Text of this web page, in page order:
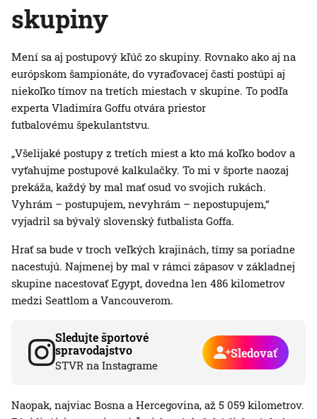
skupiny
Mení sa aj postupový kľúč zo skupiny. Rovnako ako aj na
európskom šampionáte, do vyraďovacej časti postúpi aj
niekoľko tímov na tretích miestach v skupine. To podľa
experta Vladimíra Goffu otvára priestor
futbalovému špekulantstvu.
„Všelijaké postupy z tretích miest a kto má koľko bodov a
vyťahujme postupové kalkulačky. To mi v športe naozaj
prekáža, každý by mal mať osud vo svojich rukách.
Vyhrám – postupujem, nevyhrám – nepostupujem,“
vyjadril sa bývalý slovenský futbalista Goffa.
Hrať sa bude v troch veľkých krajinách, tímy sa poriadne
nacestujú. Najmenej by mal v rámci zápasov v základnej
skupine nacestovať Egypt, dovedna len 486 kilometrov
medzi Seattlom a Vancouverom.
Sledujte športové
spravodajstvo
STVR na Instagrame
Sledovať
Naopak, najviac Bosna a Hercegovina, až 5 059 kilometrov.